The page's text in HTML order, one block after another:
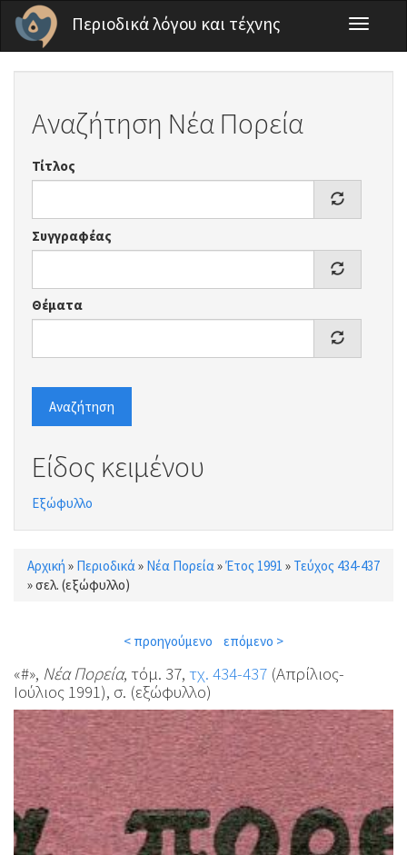
Παράκαμψη προς το κυρίως περιεχόμενο
Περιοδικά λόγου και τέχνης
Toggle
Αναζήτηση Νέα Πορεία
Τίτλος
Συγγραφέας
Θέματα
Αναζήτηση
Είδος κειμένου
Εξώφυλλο
Είστε εδώ
Αρχική » Περιοδικά » Νέα Πορεία »Έτος 1991 » Τεύχος 434-437
»σελ. (εξώφυλλο)
< προηγούμενο επόμενο >
«#», Νέα Πορεία, τόμ. 37, τχ. 434-437 (Απρίλιος-
Ιούλιος 1991), σ. (εξώφυλλο)